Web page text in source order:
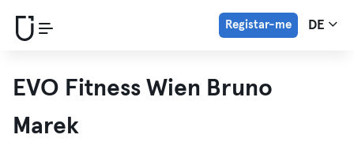
Registar-me DE
EVO Fitness Wien Bruno
Marek